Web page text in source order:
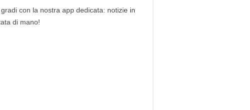
con la nostra app dedicata: notizie in
di mano!